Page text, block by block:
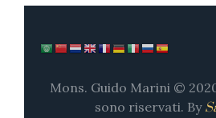
Mons. Guido Marini ©
sono riservati. By